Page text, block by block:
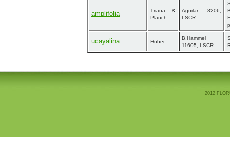
amplifolia
Triana &
Planch.
Aguilar 8206,
LSCR.
ucayalina Huber
B.Hammel
11605, LSCR.
2012